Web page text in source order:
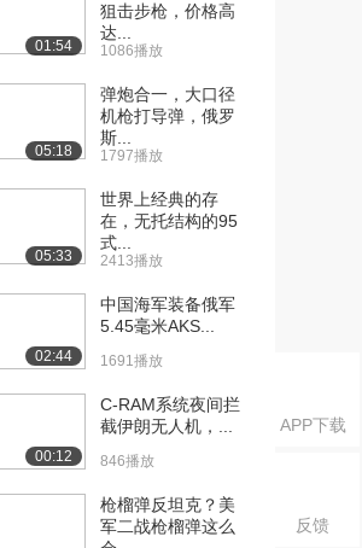
APP下载
反馈
01:54
狙击步枪，价格高
达...
1086播放
05:18
弹炮合一，大口径
机枪打导弹，俄罗
斯...
1797播放
05:33
世界上经典的存
在，无托结构的95
式...
2413播放
02:44
中国海军装备俄军
5.45毫米AKS...
1691播放
00:12
C-RAM系统夜间拦
截伊朗无人机，...
846播放
枪榴弹反坦克？美
军二战枪榴弹这么